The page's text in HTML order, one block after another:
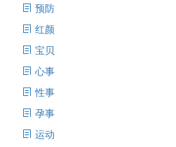
预防
红颜
宝贝
心事
性事
孕事
运动